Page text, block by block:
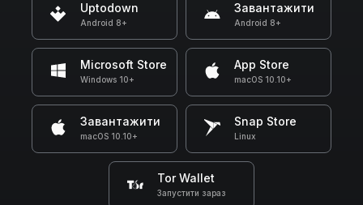
Uptodown
Android 8+
Завантажити
Android 8+
Microsoft Store
Windows 10+
App Store
macOS 10.10+
Завантажити
macOS 10.10+
Snap Store
Linux
Tor Wallet
Запустити зараз